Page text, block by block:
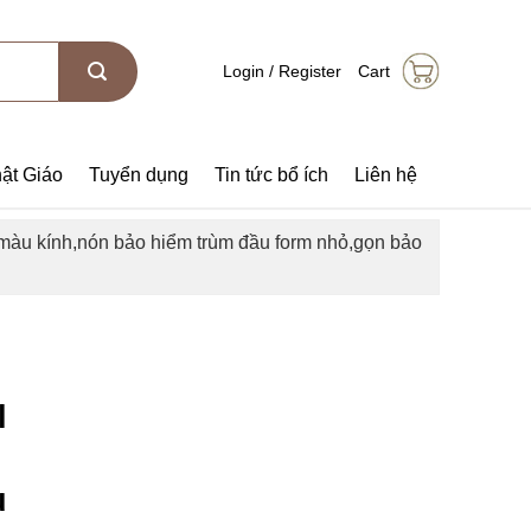
Login / Register Cart
Giáo Tuyển dụng Tin tức bổ ích Liên hệ
kính,nón bảo hiểm trùm đầu form nhỏ,gọn bảo